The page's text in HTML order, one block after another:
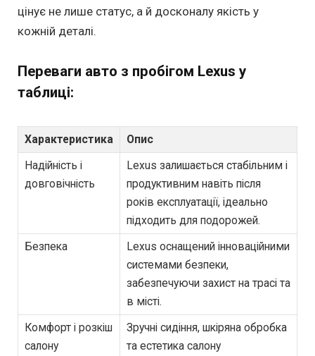
цінує не лише статус, а й досконалу якість у
кожній деталі.
Переваги авто з пробігом Lexus у
таблиці:
Характеристика
Опис
Надійність і
довговічність
Lexus залишається стабільним і
продуктивним навіть після
років експлуатації, ідеально
підходить для подорожей.
Безпека
Lexus оснащений інноваційними
системами безпеки,
забезпечуючи захист на трасі та
в місті.
Комфорт і розкіш
салону
Зручні сидіння, шкіряна обробка
та естетика салону